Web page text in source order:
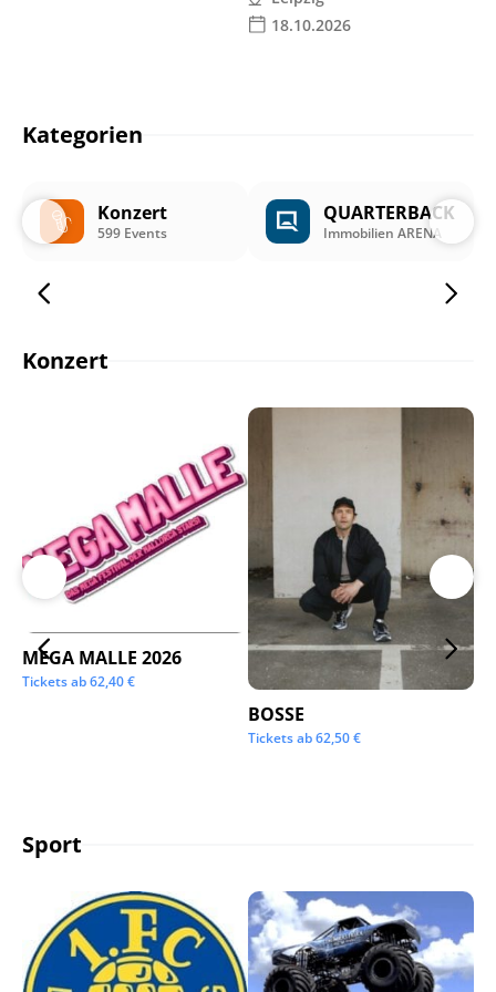
18.10.2026
Kategorien
Konzert
599 Events
QUARTERBACK
Immobilien ARENA
Konzert
MEGA MALLE 2026
Tickets ab62,40€
BOSSE
Tickets ab62,50€
Sport